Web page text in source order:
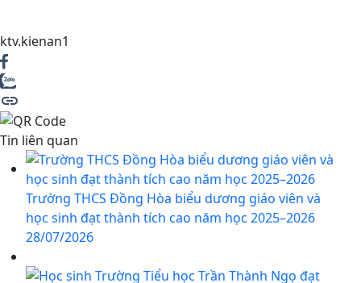
ktv.kienan1
Tin liên quan
Trường THCS Đồng Hòa biểu dương giáo viên và
học sinh đạt thành tích cao năm học 2025–2026
28/07/2026